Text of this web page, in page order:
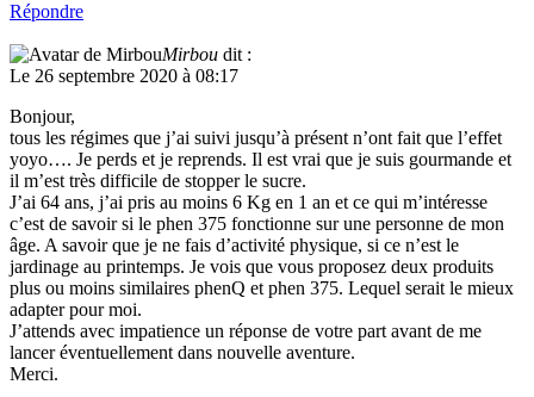
Répondre
Mirbou dit :
Le 26 septembre 2020 à 08:17
Bonjour,
tous les régimes que j’ai suivi jusqu’à présent n’ont fait que l’effet
yoyo…. Je perds et je reprends. Il est vrai que je suis gourmande et
il m’est très difficile de stopper le sucre.
J’ai 64 ans, j’ai pris au moins 6 Kg en 1 an et ce qui m’intéresse
c’est de savoir si le phen 375 fonctionne sur une personne de mon
âge. A savoir que je ne fais d’activité physique, si ce n’est le
jardinage au printemps. Je vois que vous proposez deux produits
plus ou moins similaires phenQ et phen 375. Lequel serait le mieux
adapter pour moi.
J’attends avec impatience un réponse de votre part avant de me
lancer éventuellement dans nouvelle aventure.
Merci.